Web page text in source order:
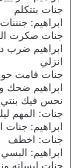
جنات بتتكلم
ابراهيم:
جنات صكرت
ابراهيم ضرب
انزلي
جنات قامت
ابراهيم ضحك
نحس فيك
جنات: المهم
ابراهيم:
جنات: اخطف
ابراهيم:
جنات لبساته